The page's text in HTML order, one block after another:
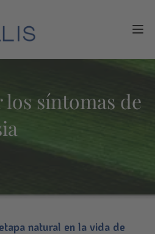
síntomas de
natural en la vida de